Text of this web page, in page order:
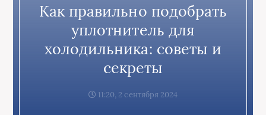
Как правильно подобрать
уплотнитель для
холодильника: советы и
секреты
11:20, 2 сентября 2024